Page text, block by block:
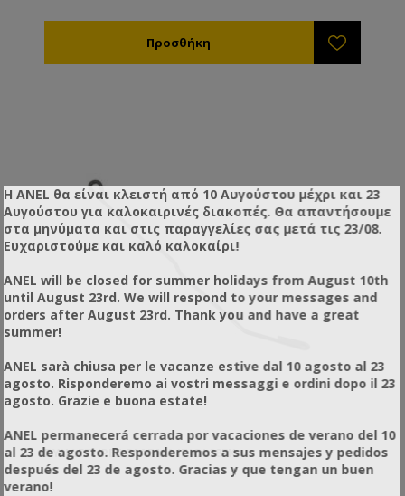
ΣΥΝΔΕΤΉΡΕΣ ΈΛΑΣΜΑ ΊΣΙΟΙ 28ΕΚ
Η ANEL θα είναι κλειστή από 10 Αυγούστου μέχρι και 23
Αυγούστου για καλοκαιρινές διακοπές. Θα απαντήσουμε
στα μηνύματα και στις παραγγελίες σας μετά τις 23/08.
Ευχαριστούμε και καλό καλοκαίρι!
ANEL will be closed for summer holidays from August 10th
until August 23rd. We will respond to your messages and
orders after August 23rd. Thank you and have a great
summer!
ANEL sarà chiusa per le vacanze estive dal 10 agosto al 23
agosto. Risponderemo ai vostri messaggi e ordini dopo il 23
agosto. Grazie e buona estate!
ANEL permanecerá cerrada por vacaciones de verano del 10
al 23 de agosto. Responderemos a sus mensajes y pedidos
después del 23 de agosto. Gracias y que tengan un buen
verano!